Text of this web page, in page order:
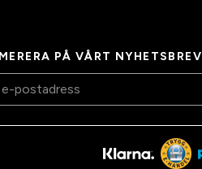
PÅ VÅRT NYHETSBREV